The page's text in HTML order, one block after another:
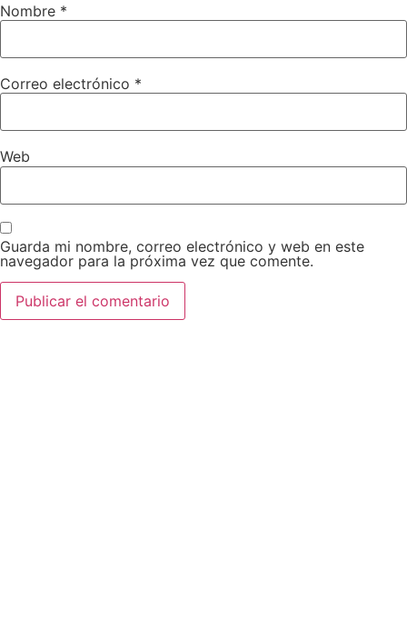
Nombre *
Correo electrónico *
Web
Guarda mi nombre, correo electrónico y web en este
navegador para la próxima vez que comente.